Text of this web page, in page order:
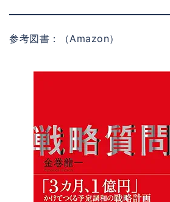
参考図書：（Amazon）